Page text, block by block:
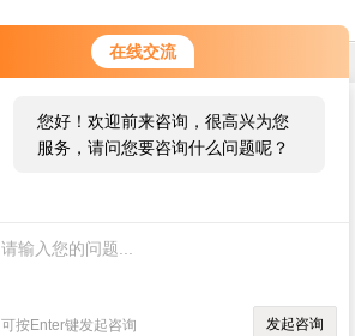
在线交流
您好！欢迎前来咨询，很高兴为您
服务，请问您要咨询什么问题呢？
可按Enter键发起咨询 发起咨询